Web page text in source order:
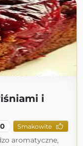
i
0 Smakowite
aromatyczne,